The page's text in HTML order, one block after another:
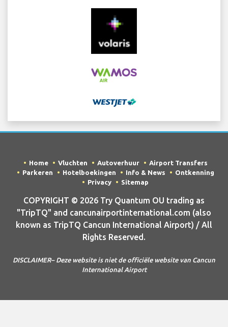
Home Vluchten Autoverhuur
Airport Transfers
Parkeren
Hotelboekingen Info & News
Ontkenning
Privacy
Sitemap
COPYRIGHT © 2026 Try Quantum OU trading as
"TripTQ" and cancunairportinternational.com (also
known as TripTQ Cancun International Airport) / All
Rights Reserved.
DISCLAIMER– Deze website is niet de officiële website van Cancun
International Airport